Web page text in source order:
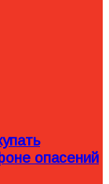
опасений